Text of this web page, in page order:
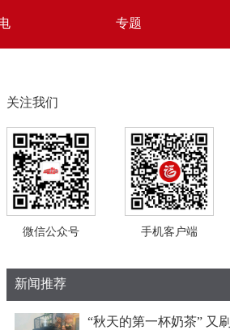
专题
关注我们
微信公众号 手机客户端
新闻推荐
“秋天的第一杯奶茶” 又刷